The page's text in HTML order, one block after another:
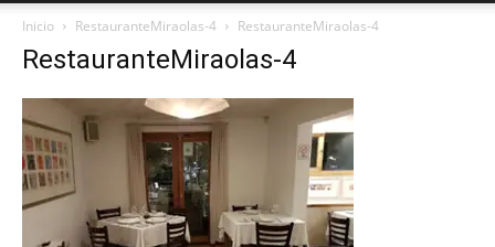
Inicio RestauranteMiraolas-4 RestauranteMiraolas-4
RestauranteMiraolas-4